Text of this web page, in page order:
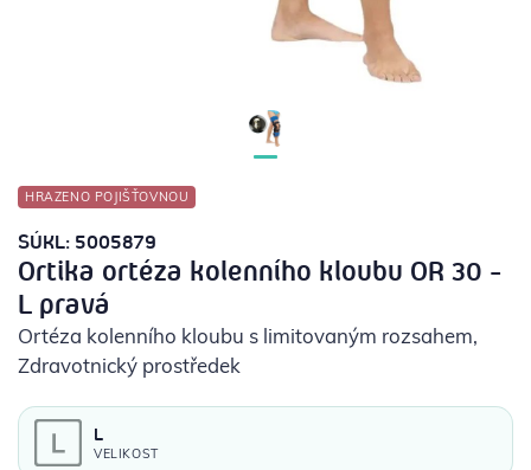
OCHRANNÉ POMŮCKY
HRAZENO POJIŠŤOVNOU
SÚKL: 5005879
Ortika ortéza kolenního kloubu OR 30 -
L pravá
Ortéza kolenního kloubu s limitovaným rozsahem,
Zdravotnický prostředek
L
VELIKOST